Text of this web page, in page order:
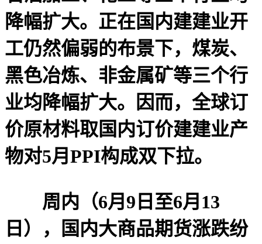
降幅扩大。正在国内建建业开
工仍然偏弱的布景下，煤炭、
黑色冶炼、非金属矿等三个行
业均降幅扩大。因而，全球订
价原材料取国内订价建建业产
物对5月PPI构成双下拉。
周内（6月9日至6月13
日），国内大商品期货涨跌纷